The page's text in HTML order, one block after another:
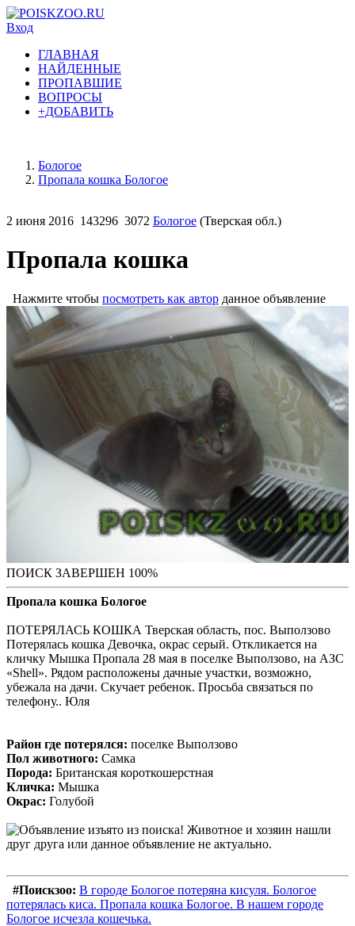
Вход
ГЛАВНАЯ
НАЙДЕННЫЕ
ПРОПАВШИЕ
ВОПРОСЫ
+ДОБАВИТЬ
Бологое
Пропала кошка Бологое
2 июня 2016 143296 3072 Бологое (Тверская обл.)
Пропала кошка
Нажмите чтобы посмотреть как автор данное объявление
ПОИСК ЗАВЕРШЕН 100%
Пропала кошка Бологое
ПОТЕРЯЛАСЬ КОШКА Тверская область, пос. Выползово
Потерялась кошка Девочка, окрас серый. Откликается на
кличку Мышка Пропала 28 мая в поселке Выползово, на АЗС
«Shell». Рядом расположены дачные участки, возможно,
убежала на дачи. Скучает ребенок. Просьба связаться по
телефону.. Юля
Район где потерялся: поселке Выползово
Пол животного: Самка
Порода: Британская короткошерстная
Кличка: Мышка
Окрас: Голубой
#Поискзоо: В городе Бологое потеряна кисуля. Бологое
потерялась киса. Пропала кошка Бологое. В нашем городе
Бологое исчезла кошечька.